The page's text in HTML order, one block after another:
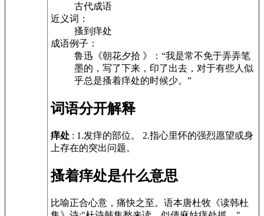
古代成语
近义词：
搔到痒处
成语例子：
鲁迅《朝花夕拾 》：“我是常不免于弄弄笔
墨的，写了下来，印了出去，对于有些人似
乎总是搔着痒处的时候少。”
词语分开解释
痒处 : 1.发痒的部位。 2.指心里怀的强烈愿望或身
上存在的突出问题。
搔着痒处是什么意思
比喻正合心意，痛快之至。语本唐杜牧《读韩杜